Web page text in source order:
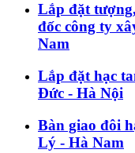
Lắp đặt
đốc công ty
Nam
Lắp đặt hạc
Đức - Hà Nội
Bàn giao đôi
Lý - Hà Nam